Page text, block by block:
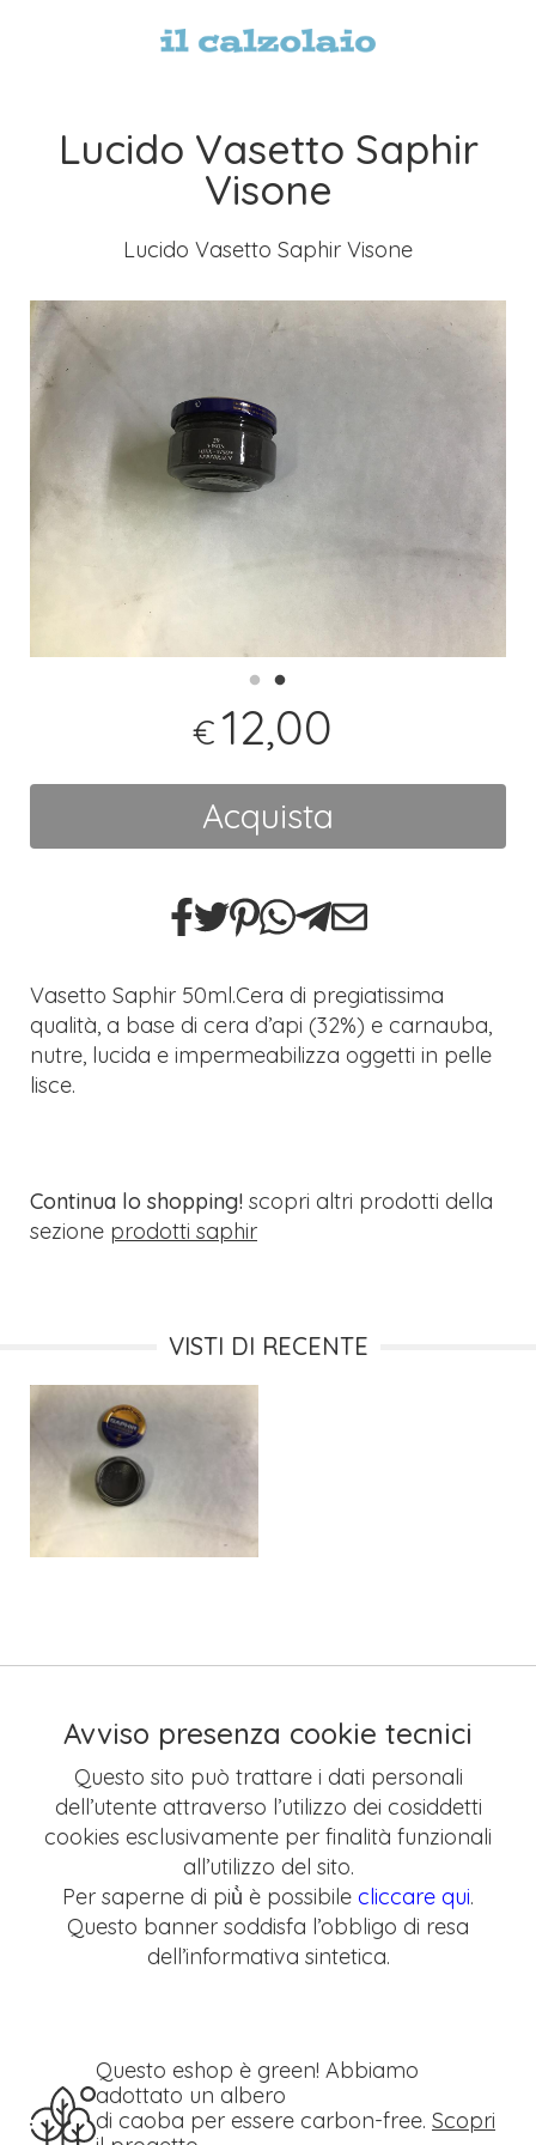
Lucido Vasetto Saphir
Visone
Lucido Vasetto Saphir Visone
€ 12,00
Acquista
Vasetto Saphir 50ml.Cera di pregiatissima
qualità, a base di cera d’api (32%) e carnauba,
nutre, lucida e impermeabilizza oggetti in pelle
lisce.
Continua lo shopping! scopri altri prodotti della
sezione prodotti saphir
VISTI DI RECENTE
Avviso presenza cookie tecnici
Questo sito può trattare i dati personali
dell’utente attraverso l’utilizzo dei cosiddetti
cookies esclusivamente per finalità funzionali
all’utilizzo del sito.
Per saperne di più̀ è possibile cliccare qui.
Questo banner soddisfa l’obbligo di resa
dell’informativa sintetica.
Questo eshop è green! Abbiamo
adottato un albero
di caoba per essere carbon-free. Scopri